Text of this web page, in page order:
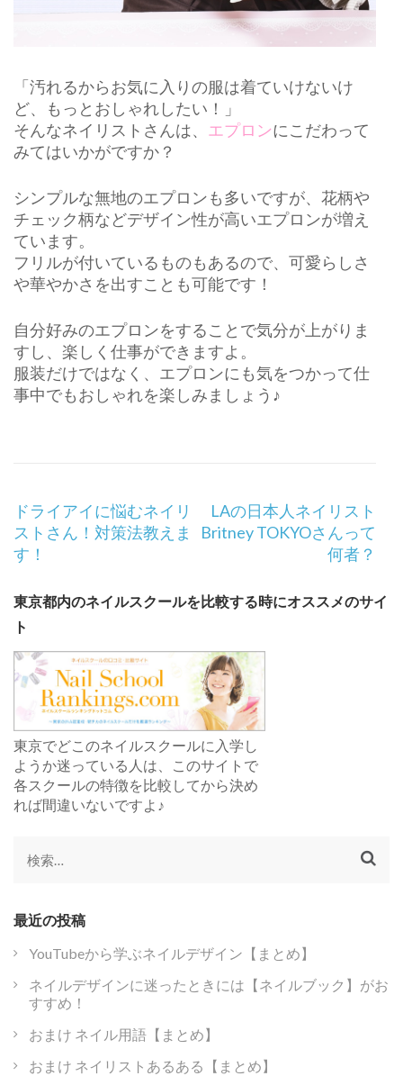
「汚れるからお気に入りの服は着ていけないけ
ど、もっとおしゃれしたい！」
そんなネイリストさんは、 エプロンにこだわって
みてはいかがですか？
シンプルな無地のエプロンも多いですが、花柄や
チェック柄などデザイン性が高いエプロンが増え
ています。
フリルが付いているものもあるので、可愛らしさ
や華やかさを出すことも可能です！
自分好みのエプロンをすることで気分が上がりま
すし、楽しく仕事ができますよ。
服装だけではなく、エプロンにも気をつかって仕
事中でもおしゃれを楽しみましょう♪
投
稿
ナ
ビ
ゲ
ー
シ
ョ
ン
ドライアイに悩むネイリ
ストさん！対策法教えま
す！
LAの日本人ネイリスト
Britney TOKYOさんって
何者？
東京都内のネイルスクールを比較する時にオススメのサイ
ト
東京でどこのネイルスクールに入学し
ようか迷っている人は、このサイトで
各スクールの特徴を比較してから決め
れば間違いないですよ♪
検
最近の投稿
YouTubeから学ぶネイルデザイン【まとめ】
ネイルデザインに迷ったときには【ネイルブック】がお
すすめ！
おまけ ネイル用語【まとめ】
おまけ ネイリストあるある【まとめ】